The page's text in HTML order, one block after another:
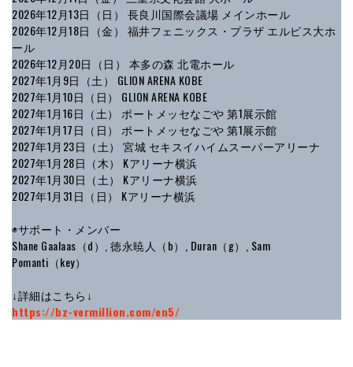
2026年12月13日（日） 長良川国際会議場 メインホール
2026年12月18日（金） 福井フェニックス・プラザ エルピス大ホ
ール
2026年12月20日（日） 本多の森 北電ホール
2027年1月9日（土） GLION ARENA KOBE
2027年1月10日（日） GLION ARENA KOBE
2027年1月16日（土） ポートメッセなごや 第1展示館
2027年1月17日（日） ポートメッセなごや 第1展示館
2027年1月23日（土） 宮城 セキスイハイムスーパーアリーナ
2027年1月28日（木） Kアリーナ横浜
2027年1月30日（土） Kアリーナ横浜
2027年1月31日（日） Kアリーナ横浜
◉サポート・メンバー
Shane Gaalaas（d）, 徳永暁人（b）, Duran（g）, Sam
Pomanti（key）
↓詳細はこちら↓
https://bz-vermillion.com/en5/